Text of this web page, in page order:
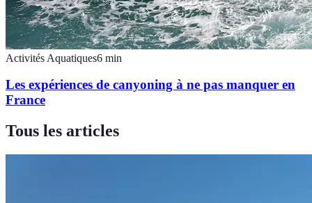
Activités Aquatiques6 min
Les expériences de canyoning à ne pas manquer en
France
Tous les articles